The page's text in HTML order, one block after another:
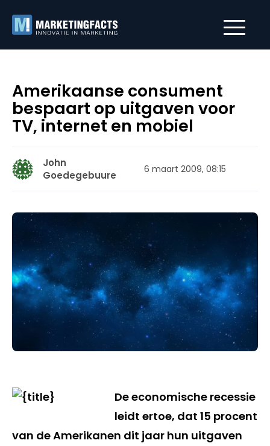
Amerikaanse consument
bespaart op uitgaven voor
TV, internet en mobiel
John
Goedegebuure
6 maart 2009, 08:15
De economische recessie
leidt ertoe, dat 15 procent
van de Amerikanen dit jaar hun uitgaven